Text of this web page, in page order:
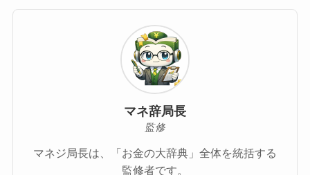
マネ辞局長
監修
マネジ局長は、「お金の大辞典」全体を統括する
監修者です。